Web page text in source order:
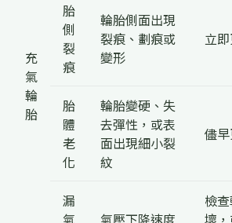
充
氣
輪
胎
胎
側
裂
痕
輪胎側面出現
裂痕、劃痕或
變形
立
胎
體
老
化
輪胎變硬、失
去彈性，或表
面出現細小裂
紋
儘
漏
氣
氣壓下降速度
檢
壞